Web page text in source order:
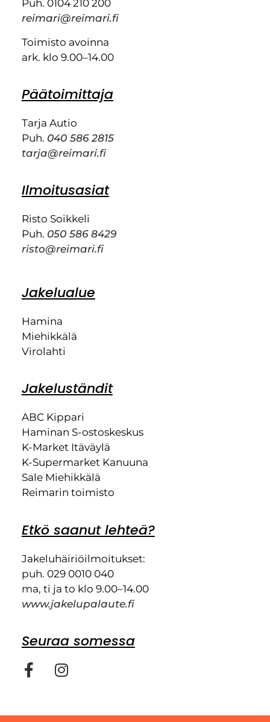
Puh. 0104 210 200
reimari@reimari.fi
Toimisto avoinna
ark. klo 9.00–14.00
Päätoimittaja
Tarja Autio
Puh. 040 586 2815
tarja@reimari.fi
Ilmoitusasiat
Risto Soikkeli
Puh. 050 586 8429
risto@reimari.fi
Jakelualue
Hamina
Miehikkälä
Virolahti
Jakeluständit
ABC Kippari
Haminan S-ostoskeskus
K-Market Itäväylä
K-Supermarket Kanuuna
Sale Miehikkälä
Reimarin toimisto
Etkö saanut lehteä?
Jakeluhäiriöilmoitukset:
puh. 029 0010 040
ma, ti ja to klo 9.00–14.00
www.jakelupalaute.fi
Seuraa somessa